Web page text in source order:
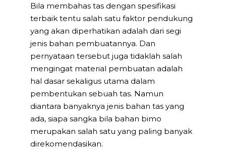
Bila membahas tas dengan spesifikasi
terbaik tentu salah satu faktor pendukung
yang akan diperhatikan adalah dari segi
jenis bahan pembuatannya. Dan
pernyataan tersebut juga tidaklah salah
mengingat material pembuatan adalah
hal dasar sekaligus utama dalam
pembentukan sebuah tas. Namun
diantara banyaknya jenis bahan tas yang
ada, siapa sangka bila bahan bimo
merupakan salah satu yang paling banyak
direkomendasikan.